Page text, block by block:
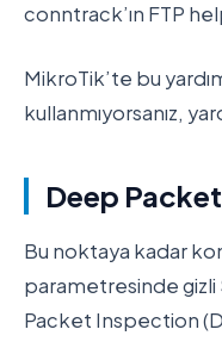
conntrack’ın FTP
MikroTik’te bu
kullanmıyorsanız,
Deep
Bu noktaya kadar
parametresinde gizli
Packet Inspection